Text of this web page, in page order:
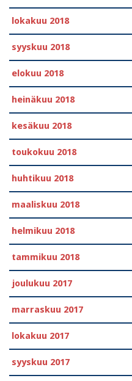
lokakuu 2018
syyskuu 2018
elokuu 2018
heinäkuu 2018
kesäkuu 2018
toukokuu 2018
huhtikuu 2018
maaliskuu 2018
helmikuu 2018
tammikuu 2018
joulukuu 2017
marraskuu 2017
lokakuu 2017
syyskuu 2017